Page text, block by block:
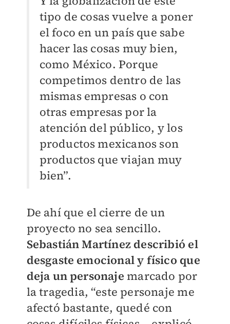
tipo de cosas vuelve a poner
el foco en un país que sabe
hacer las cosas muy bien,
como México. Porque
competimos dentro de las
mismas empresas o con
otras empresas por la
atención del público, y los
productos mexicanos son
productos que viajan muy
bien”.
De ahí que el cierre de un
proyecto no sea sencillo.
Sebastián Martínez describió el
desgaste emocional y físico que
deja un personajemarcado por
la tragedia, “este personaje me
afectó bastante, quedé con